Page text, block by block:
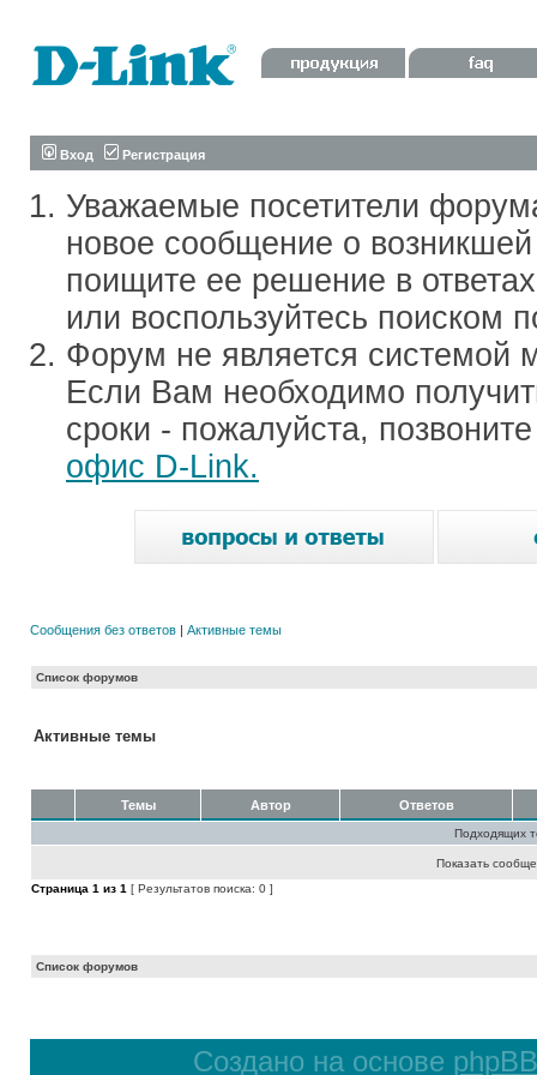
Вход Регистрация
Уважаемые посетители
новое сообщение о
поищите ее решение в
или воспользуйтесь поиском
Форум не является системой
Если Вам необходимо
сроки - пожалуйста,
офис D-Link.
Сообщения без ответов | Активные темы
Список форумов
Активные темы
Темы Автор Ответов
Подходящих
Показать
Страница 1 из 1 [ Результатов поиска: 0 ]
Список форумов
Создано на основе phpBB